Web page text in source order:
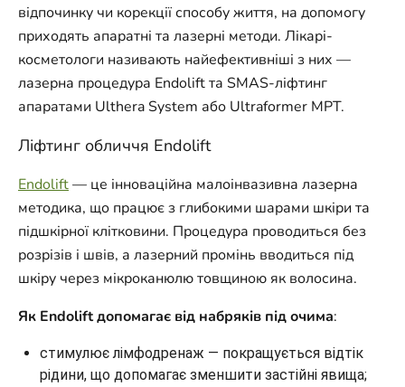
відпочинку чи корекції способу життя, на допомогу
приходять апаратні та лазерні методи. Лікарі-
косметологи називають найефективніші з них —
лазерна процедура Endolift та SMAS-ліфтинг
апаратами Ulthera System або Ultraformer MPT.
Ліфтинг обличчя Endolift
Endolift— це інноваційна малоінвазивна лазерна
методика, що працює з глибокими шарами шкіри та
підшкірної клітковини. Процедура проводиться без
розрізів і швів, а лазерний промінь вводиться під
шкіру через мікроканюлю товщиною як волосина.
Як Endolift допомагає від набряків під очима:
стимулює лімфодренаж — покращується відтік
рідини, що допомагає зменшити застійні явища;